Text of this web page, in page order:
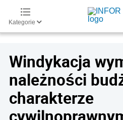
Kategorie
Windykacja
należności
charakterze